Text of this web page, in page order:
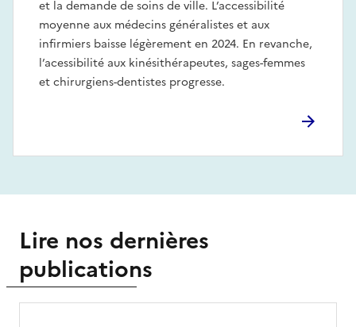
et la demande de soins de ville. L’accessibilité
moyenne aux médecins généralistes et aux
infirmiers baisse légèrement en 2024. En revanche,
l’acessibilité aux kinésithérapeutes, sages-femmes
et chirurgiens-dentistes progresse.
Lire nos dernières
publications